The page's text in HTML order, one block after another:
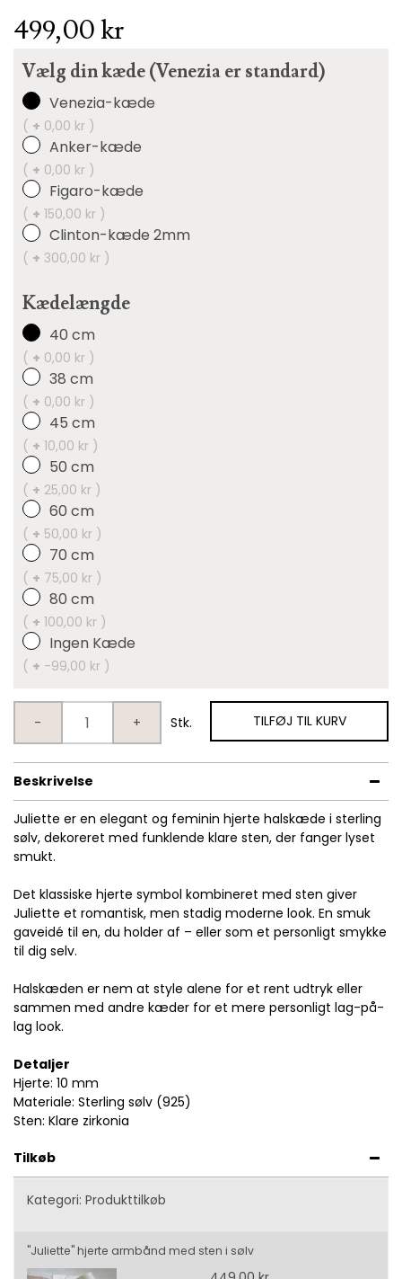
499,00 kr
Vælg din kæde (Venezia er standard)
Venezia-kæde
( + 0,00 kr )
Anker-kæde
( + 0,00 kr )
Figaro-kæde
( + 150,00 kr )
Clinton-kæde 2mm
( + 300,00 kr )
Kædelængde
40 cm
( + 0,00 kr )
38 cm
( + 0,00 kr )
45 cm
( + 10,00 kr )
50 cm
( + 25,00 kr )
60 cm
( + 50,00 kr )
70 cm
( + 75,00 kr )
80 cm
( + 100,00 kr )
Ingen Kæde
( + -99,00 kr )
- + Stk. TILFØJ TIL KURV
Beskrivelse
Juliette er en elegant og feminin hjerte halskæde i sterling
sølv, dekoreret med funklende klare sten, der fanger lyset
smukt.
Det klassiske hjerte symbol kombineret med sten giver
Juliette et romantisk, men stadig moderne look. En smuk
gaveidé til en, du holder af – eller som et personligt smykke
til dig selv.
Halskæden er nem at style alene for et rent udtryk eller
sammen med andre kæder for et mere personligt lag-på-
lag look.
Detaljer
Hjerte: 10 mm
Materiale: Sterling sølv (925)
Sten: Klare zirkonia
Tilkøb
Kategori: Produkttilkøb
"Juliette" hjerte armbånd med sten i sølv